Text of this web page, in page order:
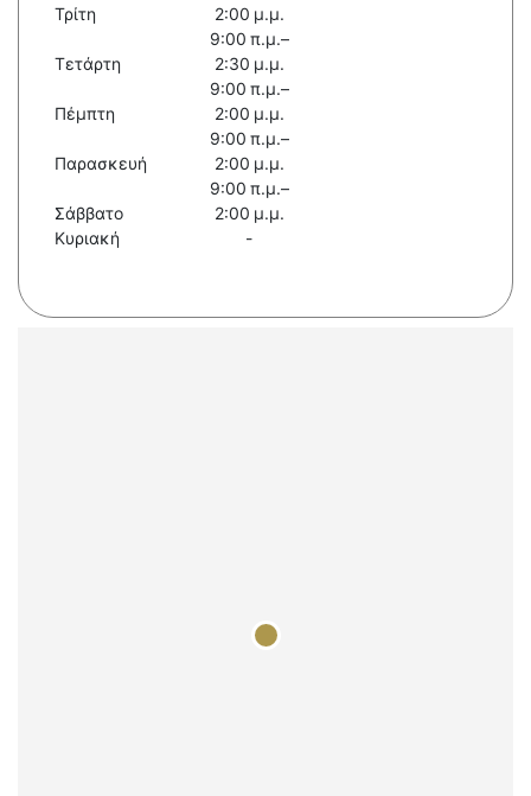
Τρίτη
2:00 μ.μ.
Τετάρτη
9:00 π.μ.–
2:30 μ.μ.
Πέμπτη
9:00 π.μ.–
2:00 μ.μ.
Παρασκευή
9:00 π.μ.–
2:00 μ.μ.
Σάββατο
9:00 π.μ.–
2:00 μ.μ.
Κυριακή
-